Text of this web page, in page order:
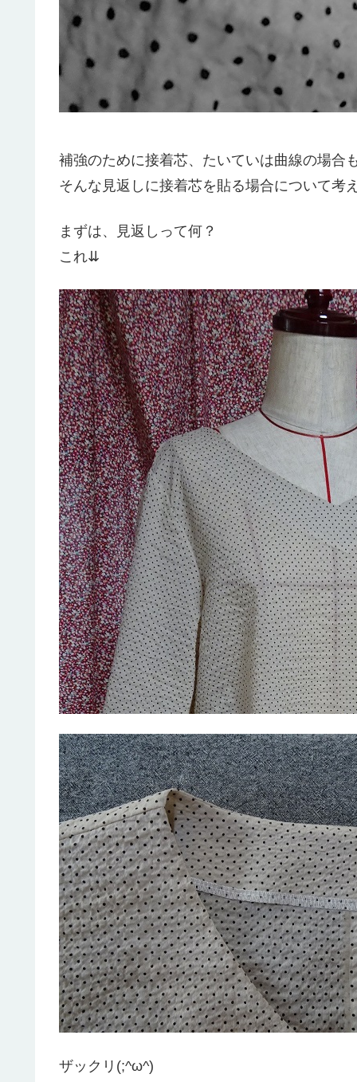
補強のために接着芯、たいていは曲線の場合
そんな見返しに接着芯を貼る場合について考
まずは、見返しって何？
これ⇊
ザックリ(;^ω^)